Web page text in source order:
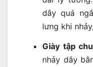
dây quá
lưng khi
Giày tập
nhảy dây